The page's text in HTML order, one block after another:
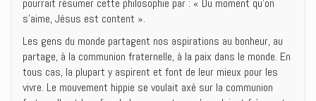
pourrait résumer cette philosophie par : « Du moment qu’on
s’aime, Jésus est content ».
Les gens du monde partagent nos aspirations au bonheur, au
partage, à la communion fraternelle, à la paix dans le monde. En
tous cas, la plupart y aspirent et font de leur mieux pour les
vivre. Le mouvement hippie se voulait axé sur la communion